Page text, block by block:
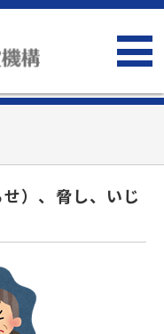
）、脅し、いじ